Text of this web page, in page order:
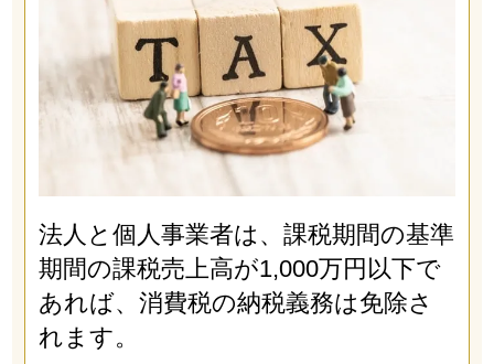
法人と個人事業者は、課税期間の基準
期間の課税売上高が1,000万円以下で
あれば、消費税の納税義務は免除さ
れます。